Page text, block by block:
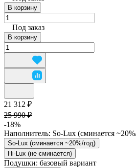
В корзину
Под заказ
В корзину
21 312 ₽
25 990 ₽
-18%
Наполнитель: So-Lux (cминается
So-Lux (cминается ~20%/год)
Hi-Lux (не сминается)
Подушки: базовый вариант